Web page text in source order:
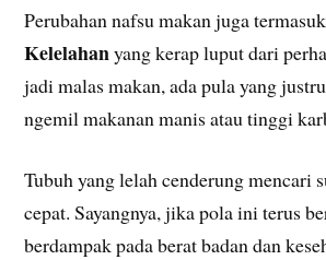
Perubahan nafsu makan juga
Kelelahanyang kerap luput dari
jadi malas makan, ada pula yang
ngemil makanan manis atau tinggi
Tubuh yang lelah cenderung mencari
cepat. Sayangnya, jika pola ini terus
berdampak pada berat badan dan